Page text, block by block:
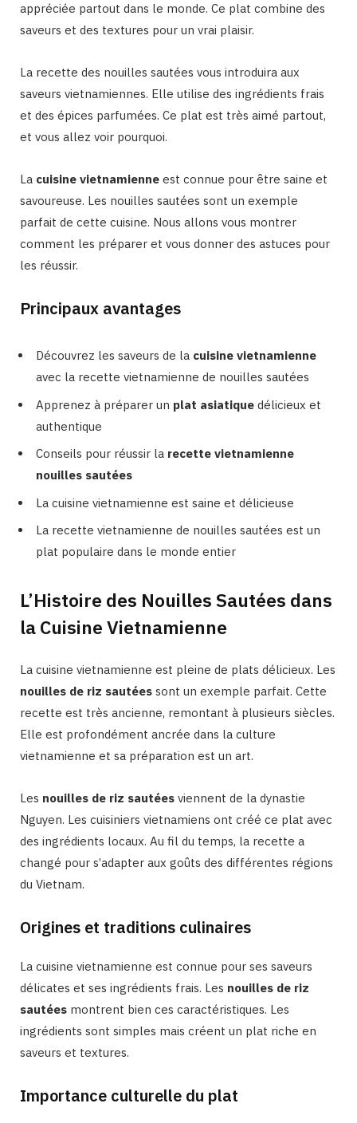
appréciée partout dans le monde. Ce plat combine des
saveurs et des textures pour un vrai plaisir.
La recette des nouilles sautées vous introduira aux
saveurs vietnamiennes. Elle utilise des ingrédients frais
et des épices parfumées. Ce plat est très aimé partout,
et vous allez voir pourquoi.
La cuisine vietnamienne est connue pour être saine et
savoureuse. Les nouilles sautées sont un exemple
parfait de cette cuisine. Nous allons vous montrer
comment les préparer et vous donner des astuces pour
les réussir.
Principaux avantages
Découvrez les saveurs de la cuisine vietnamienne
avec la recette vietnamienne de nouilles sautées
Apprenez à préparer un plat asiatique délicieux et
authentique
Conseils pour réussir la recette vietnamienne
nouilles sautées
La cuisine vietnamienne est saine et délicieuse
La recette vietnamienne de nouilles sautées est un
plat populaire dans le monde entier
L’Histoire des Nouilles Sautées dans
la Cuisine Vietnamienne
La cuisine vietnamienne est pleine de plats délicieux. Les
nouilles de riz sautées sont un exemple parfait. Cette
recette est très ancienne, remontant à plusieurs siècles.
Elle est profondément ancrée dans la culture
vietnamienne et sa préparation est un art.
Les nouilles de riz sautées viennent de la dynastie
Nguyen. Les cuisiniers vietnamiens ont créé ce plat avec
des ingrédients locaux. Au fil du temps, la recette a
changé pour s’adapter aux goûts des différentes régions
du Vietnam.
Origines et traditions culinaires
La cuisine vietnamienne est connue pour ses saveurs
délicates et ses ingrédients frais. Les nouilles de riz
sautées montrent bien ces caractéristiques. Les
ingrédients sont simples mais créent un plat riche en
saveurs et textures.
Importance culturelle du plat